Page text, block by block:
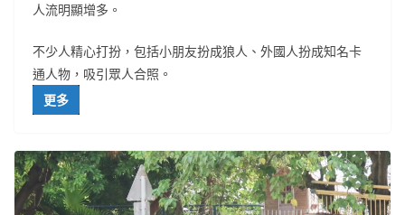
人流明顯增多。
不少人精心打扮，包括小朋友扮成狼人、外國人扮成知名卡
通人物，吸引眾人合照。
更多